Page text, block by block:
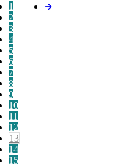
1
2
3
4
5
6
7
8
9
10
11
12
13
14
15